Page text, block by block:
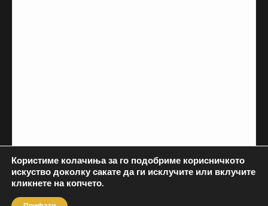
Користиме колачиња за го подобриме корисничкото
искуство доколку сакате да ги исклучите или вклучите
кликнете на копчето.